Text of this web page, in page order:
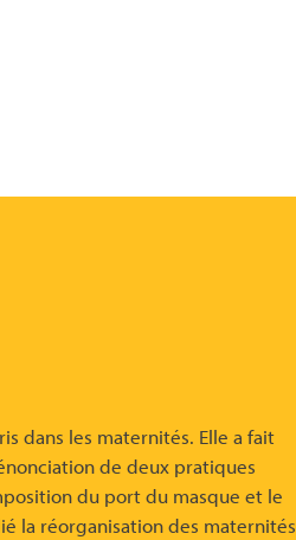
dans les maternités. Elle a fait
de deux pratiques
du port du masque et le
la réorganisation des maternités